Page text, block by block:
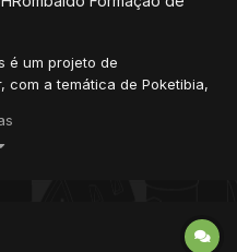
é um projeto de
com a temática de Poketibia,
e jogadores novos
ou Otservers. Pretend...